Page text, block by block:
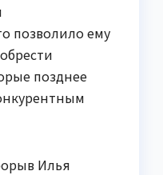
позволило ему
позднее
Илья